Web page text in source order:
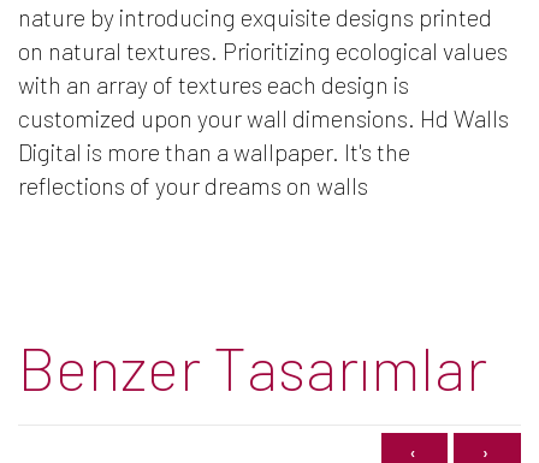
nature by introducing exquisite designs printed
on natural textures. Prioritizing ecological values
with an array of textures each design is
customized upon your wall dimensions. Hd Walls
Digital is more than a wallpaper. It's the
reflections of your dreams on walls
Benzer Tasarımlar
‹ ›